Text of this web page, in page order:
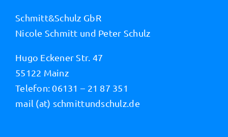
Schmitt&Schulz GbR
Nicole Schmitt und Peter Schulz
Hugo Eckener Str. 47
55122 Mainz
Telefon: 06131 – 21 87 351
mail (at) schmittundschulz.de